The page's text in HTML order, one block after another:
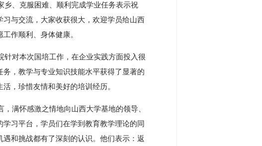
、克服困难、顺利完成学业任务表示祝
与交流，大家收获很大，欢迎学员给山西
作顺利、身体健康。
对本次国培工作，在企业实践方面投入很
，教学与专业知识技能水平获得了显著的
，珍惜友情和美好的培训经历。
怀感激之情地向山西大学基地的领导、
习平台，学员们在学到教育教学理论的同
和挑战都有了深刻的认识。他们表示：返